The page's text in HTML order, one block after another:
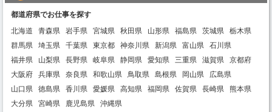
都道府県でお仕事を探す
北海道
青森県 岩手県 宮城県 秋田県 山形県 福島県 茨城県
栃木県
群馬県
埼玉県 千葉県 東京都 神奈川県 新潟県 富山県
石川県
福井県
山梨県 長野県 岐阜県 静岡県 愛知県 三重県 滋賀県
京都府
大阪府
兵庫県 奈良県 和歌山県 鳥取県 島根県 岡山県
広島県
山口県
徳島県 香川県 愛媛県 高知県 福岡県 佐賀県 長崎県
熊本県
大分県
宮崎県 鹿児島県 沖縄県